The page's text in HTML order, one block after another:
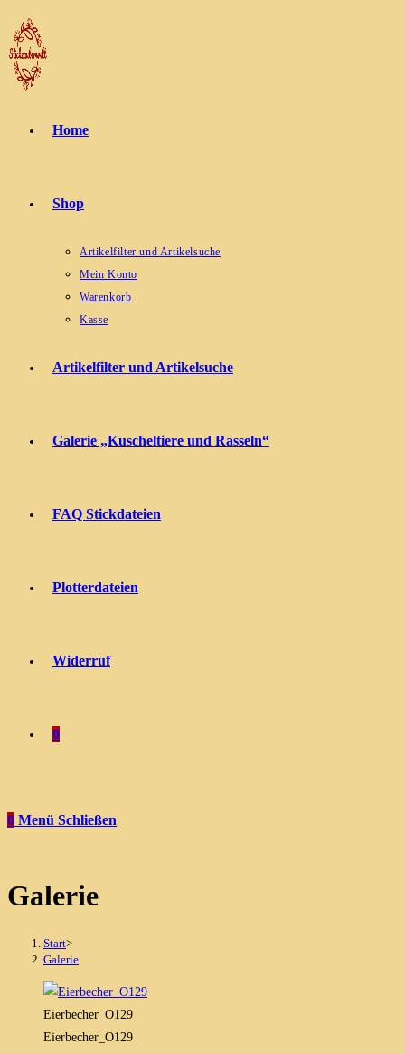
Zum
Inhalt
springen
Home
Shop
Artikelfilter und Artikelsuche
Mein Konto
Warenkorb
Kasse
Artikelfilter und Artikelsuche
Galerie „Kuscheltiere und Rasseln“
FAQ Stickdateien
Plotterdateien
Widerruf
0
0 Menü Schließen
Galerie
Start>
Galerie
Eierbecher_O129
Eierbecher_O129